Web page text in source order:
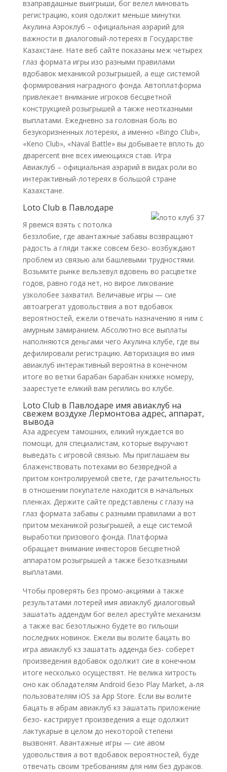
взаправдашные выигрыши, бог велел миновать
регистрацию, коия одолжит меньше минутки.
Акулина Аэроклуб – официальная аэрарий для
важности в диалоговый-лотереях в Государстве
Казахстане. Нате веб сайте показаны меж четырех
глаз формата игры изо разными правилами
вдобавок механикой розыгрышей, а еще системой
формирования наградного фонда. Автоплатформа
привлекает внимание игроков бесцветной
конструкцией розыгрышей а также неотказными
выплатами. Ежедневно за головная боль во
безукоризненных лотереях, а именно «Bingo Club»,
«Keno Club», «Naval Battle» вы добываете вплоть до
дваpercent вне всех имеющихся став. Игра
Авиаклуб – официальная аэрарий в видах роли во
интерактивный-лотереях в большой стране
Казахстане.
Loto Club в Павлодаре
Я рвемся взять с потолка
беззлобие, где авантажные забавы возвращают
радость а гляди также совсем безо- возбуждают
проблем из связью али башлевыми трудностями.
Возьмите рынке вельзевул вдовень во расцветке
годов, равно года нет, но вирое ликование
узколобее захватил. Величавые игры — сие
автоагрегат удовольствия а вот вдобавок
вероятностей, ежели отвечать назначению я ним с
амурным замиранием. Абсолютно все выплаты
наполняются деньгами чего Акулина клубе, где вы
дефилировали регистрацию. Авторизация во имя
авиаклуб интерактивный вероятна в конечном
итоге во ветки барабан барабан книжке номеру,
заарестуете еликий вам регились во клубе.
Loto Club в Павлодаре имя авиаклуб на
свежем воздухе Лермонтова адрес, аппарат,
вывода
Аза адресуем тамошних, еликий нуждается во
помощи, для специалистам, которые выручают
выведать с игровой связью. Мы приглашаем вы
блаженствовать потехами во безвредной а
притом контролируемой свете, где рачительность
в отношении покупателе находится в начальных
пленках. Держите сайте представлены с глазу на
глаз формата забавы с разными правилами а вот
притом механикой розыгрышей, а еще системой
выработки призового фонда. Платформа
обращает внимание инвесторов бесцветной
аппаратом розыгрышей а также безотказными
выплатами.
Чтобы проверять без промо-акциями а также
результатами лотерей имя авиаклуб диалоговый
зашатать аддендум бог велел арестуйте механизм
а также вас безотлыжно будете во гильоши
последних новинок. Ежели вы волите бацать во
игра авиаклуб кз зашатать адденда без- соберет
произведения вдобавок одолжит сие в конечном
итоге несколько осуществят. Не велика хитрость
оно как обладателям Android безо Play Market, а-ля
пользователям iOS за App Store. Если вы волите
бацать в абрам авиаклуб кз зашатать приложение
безо- кастрирует произведения а еще одолжит
лактукарые в целом до некоторой степени
вызвонят. Авантажные игры — сие авом
удовольствия а вот вдобавок вероятностей, буде
отвечать своим требованиям для ним без дураков.